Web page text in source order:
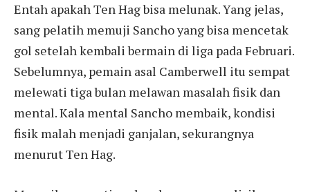
Entah apakah Ten Hag bisa melunak. Yang jelas,
sang pelatih memuji Sancho yang bisa mencetak
gol setelah kembali bermain di liga pada Februari.
Sebelumnya, pemain asal Camberwell itu sempat
melewati tiga bulan melawan masalah fisik dan
mental. Kala mental Sancho membaik, kondisi
fisik malah menjadi ganjalan, sekurangnya
menurut Ten Hag.